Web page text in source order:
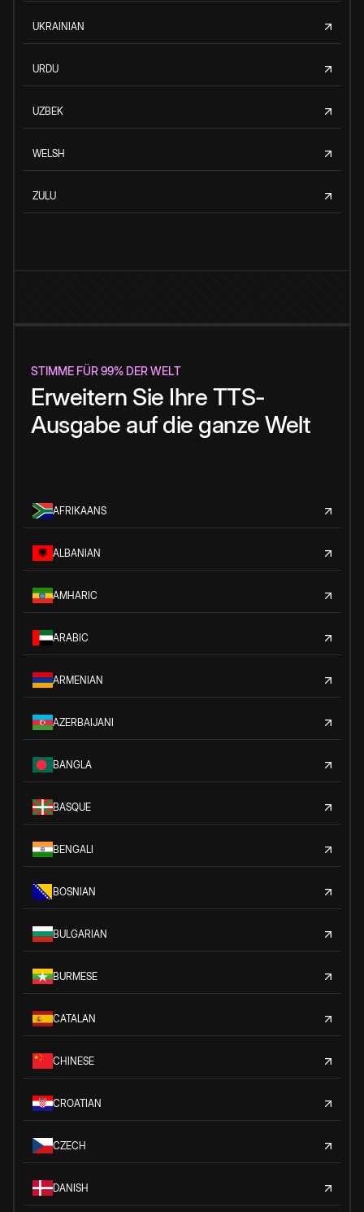
UKRAINIAN
URDU
UZBEK
WELSH
ZULU
STIMME FÜR 99% DER WELT
Erweitern Sie Ihre TTS-
Ausgabe auf die ganze Welt
AFRIKAANS
ALBANIAN
AMHARIC
ARABIC
ARMENIAN
AZERBAIJANI
BANGLA
BASQUE
BENGALI
BOSNIAN
BULGARIAN
BURMESE
CATALAN
CHINESE
CROATIAN
CZECH
DANISH